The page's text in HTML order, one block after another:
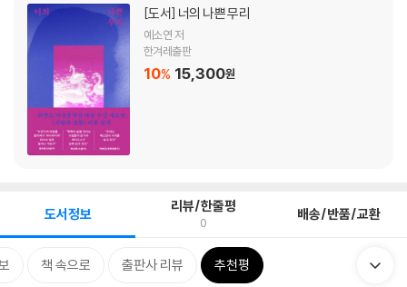
[도서] 너의 나쁜 무리
예소연 저
한겨레출판
10% 15,300원
도서정보 리뷰/한줄평
0 배송/반품/교환
책 속으로 출판사 리뷰 추천평